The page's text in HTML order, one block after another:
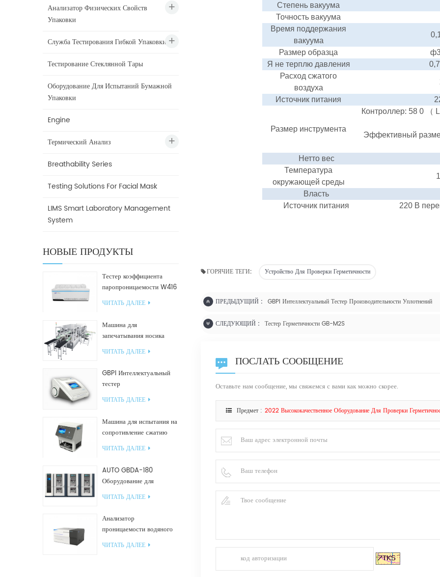
Анализатор Физических Свойств
Упаковки
Служба Тестирования Гибкой Упаковки
Тестирование Стеклянной Тары
Оборудование Для Испытаний Бумажной
Упаковки
Engine
Термический Анализ
Breathability Series
Testing Solutions For Facial Mask
LIMS Smart Laboratory Management
System
НОВЫЕ ПРОДУКТЫ
Тестер коэффициента
паропроницаемости W416
2.0
ЧИТАТЬ ДАЛЕЕ
Машина для
запечатывания носика
GF2600-X для наклонных
ЧИТАТЬ ДАЛЕЕ
GBPI Интеллектуальный
тестер
производительности
уплотнений
ЧИТАТЬ ДАЛЕЕ
Машина для испытания на
сопротивление сжатию
GBN200G для
пластиковых пакетов
ЧИТАТЬ ДАЛЕЕ
AUTO GBDA-180
Оборудование для
испытания пластмасс на
разложение компоста
ЧИТАТЬ ДАЛЕЕ
Анализатор
проницаемости водяного
пара W812 (чашечный
метод) Испытательное
ЧИТАТЬ ДАЛЕЕ
Степень вакуума
Точность вакуума
Время поддержания
вакуума
Размер образца
Я не терплю давления 0,7
Расход сжатого
воздуха
Источник питания
Размер инструмента
Контроллер: 58 0 （ L
Эффективный
Нетто вес
Температура
окружающей среды
Власть
Источник питания
220 В
ГОРЯЧИЕ ТЕГИ: Устройство Для Проверки Герметичности
ПРЕДЫДУЩИЙ : GBPI Интеллектуальный Тестер Производительности Уплотнений
СЛЕДУЮЩИЙ : Тестер Герметичности GB-M2S
ПОСЛАТЬ СООБЩЕНИЕ
Оставьте нам сообщение, мы свяжемся с вами как можно скорее.
Предмет : 2022 Высококачественное Оборудование Для Проверки